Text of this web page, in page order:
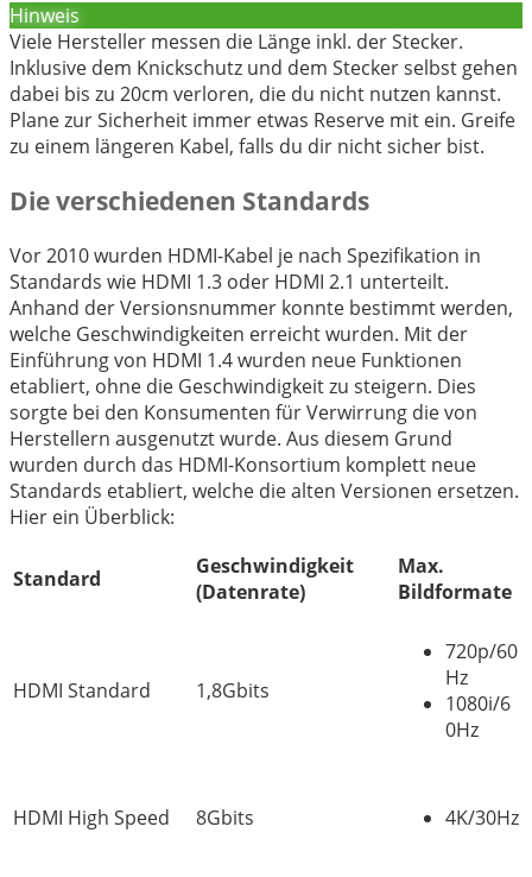
Hinweis
Viele Hersteller messen die Länge inkl. der Stecker.
Inklusive dem Knickschutz und dem Stecker selbst gehen
dabei bis zu 20cm verloren, die du nicht nutzen kannst.
Plane zur Sicherheit immer etwas Reserve mit ein. Greife
zu einem längeren Kabel, falls du dir nicht sicher bist.
Die verschiedenen Standards
Vor 2010 wurden HDMI-Kabel je nach Spezifikation in
Standards wie HDMI 1.3 oder HDMI 2.1 unterteilt.
Anhand der Versionsnummer konnte bestimmt werden,
welche Geschwindigkeiten erreicht wurden. Mit der
Einführung von HDMI 1.4 wurden neue Funktionen
etabliert, ohne die Geschwindigkeit zu steigern. Dies
sorgte bei den Konsumenten für Verwirrung die von
Herstellern ausgenutzt wurde. Aus diesem Grund
wurden durch das HDMI-Konsortium komplett neue
Standards etabliert, welche die alten Versionen ersetzen.
Hier ein Überblick:
Standard
Geschwindigkeit
(Datenrate)
Max.
Bildformate
HDMI Standard 1,8Gbits
720p/60
Hz
1080i/6
0Hz
HDMI High Speed 8Gbits 4K/30Hz